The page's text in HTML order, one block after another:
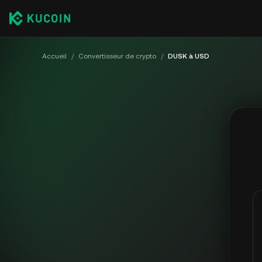
Accueil / Convertisseur de crypto / DUSK à USD